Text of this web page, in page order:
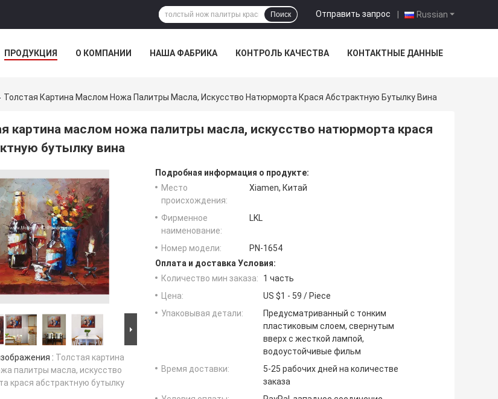
Russian
Отправить запрос |
Поиск
ПРОДУКЦИЯ О КОМПАНИИ НАША ФАБРИКА КОНТРОЛЬ КАЧЕСТВА КОНТАКТНЫЕ ДАННЫЕ
Толстая Картина Маслом Ножа Палитры Масла, Искусство Натюрморта Крася Абстрактную Бутылку Вина
картина маслом ножа палитры масла, искусство натюрморта крася
бутылку вина
: Толстая картина
палитры масла, искусство
крася абстрактную бутылку
Подробная информация о продукте:
Место
происхождения:
Xiamen, Китай
Фирменное
наименование:
LKL
Номер модели:
PN-1654
Оплата и доставка Условия:
Количество мин заказа:
1 часть
Цена:
US $1 - 59 / Piece
Упаковывая детали:
Предусматриванный с тонким
пластиковым слоем, свернутым
вверх с жесткой лампой,
водоустойчивые фильм
Время доставки:
5-25 рабочих дней на количестве
заказа